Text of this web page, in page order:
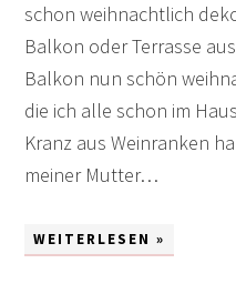
schon weihnachtlich
Balkon oder Terrasse
Balkon nun schön
die ich alle schon im
Kranz aus Weinranken
meiner Mutter…
WEITERLESEN »